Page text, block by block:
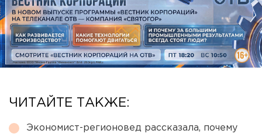
ЧИТАЙТЕ ТАКЖЕ:
Экономист-регионовед рассказала, почему